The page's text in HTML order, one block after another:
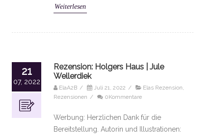
Weiterlesen
21
07, 2022
Rezension: Holgers Haus | Jule
Wellerdiek
ElaA2B / Juli 21, 2022 / Elas Rezension,
Rezensionen / 0Kommentare
Werbung: Herzlichen Dank für die
Bereitstellung. Autorin und Illustrationen: